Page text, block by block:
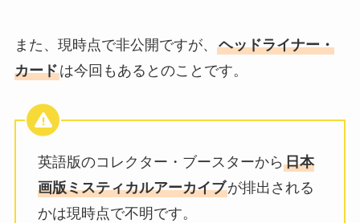
また、現時点で非公開ですが、 ヘッドライナー・
カードは今回もあるとのことです。
英語版のコレクター・ブースターから 日本
画版ミスティカルアーカイブが排出される
かは現時点で不明です。